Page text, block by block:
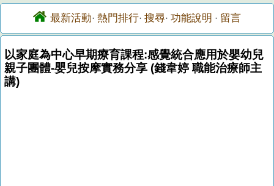
最新活動· 熱門排行· 搜尋· 功能說明 · 留言
以家庭為中心早期療育課程:感覺統合應用於嬰幼兒
親子團體-嬰兒按摩實務分享 (錢韋婷 職能治療師主
講)